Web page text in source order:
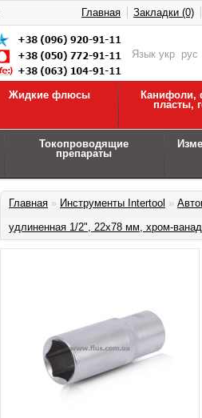
Язык укр рус
Главная Закладки (0)
Жидкие флюсы
Канифоли,
пласты,
Токопроводящие
препараты
Главная » Инструменты Intertool »
удлиненная 1/2", 22x78 мм, хром-